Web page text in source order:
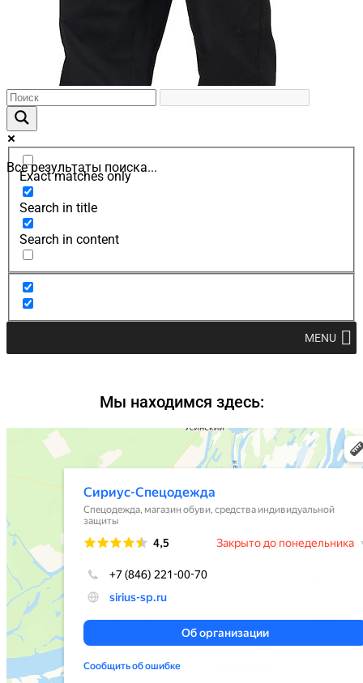
Все результаты поиска...
Exact matches only
Search in title
Search in content
MENU
Мы находимся здесь: